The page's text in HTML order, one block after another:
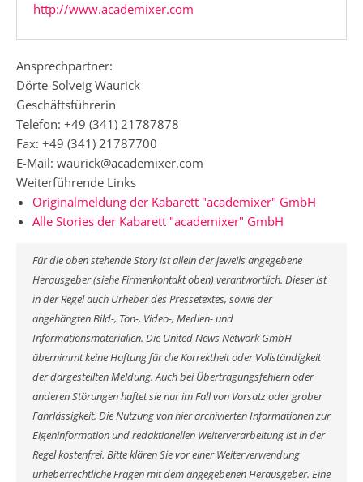
http://www.academixer.com
Ansprechpartner:
Dörte-Solveig Waurick
Geschäftsführerin
Telefon: +49 (341) 21787878
Fax: +49 (341) 21787700
E-Mail: waurick@academixer.com
Weiterführende Links
Originalmeldung der Kabarett "academixer" GmbH
Alle Stories der Kabarett "academixer" GmbH
Für die oben stehende Story ist allein der jeweils angegebene
Herausgeber (siehe Firmenkontakt oben) verantwortlich. Dieser ist
in der Regel auch Urheber des Pressetextes, sowie der
angehängten Bild-, Ton-, Video-, Medien- und
Informationsmaterialien. Die United News Network GmbH
übernimmt keine Haftung für die Korrektheit oder Vollständigkeit
der dargestellten Meldung. Auch bei Übertragungsfehlern oder
anderen Störungen haftet sie nur im Fall von Vorsatz oder grober
Fahrlässigkeit. Die Nutzung von hier archivierten Informationen zur
Eigeninformation und redaktionellen Weiterverarbeitung ist in der
Regel kostenfrei. Bitte klären Sie vor einer Weiterverwendung
urheberrechtliche Fragen mit dem angegebenen Herausgeber. Eine